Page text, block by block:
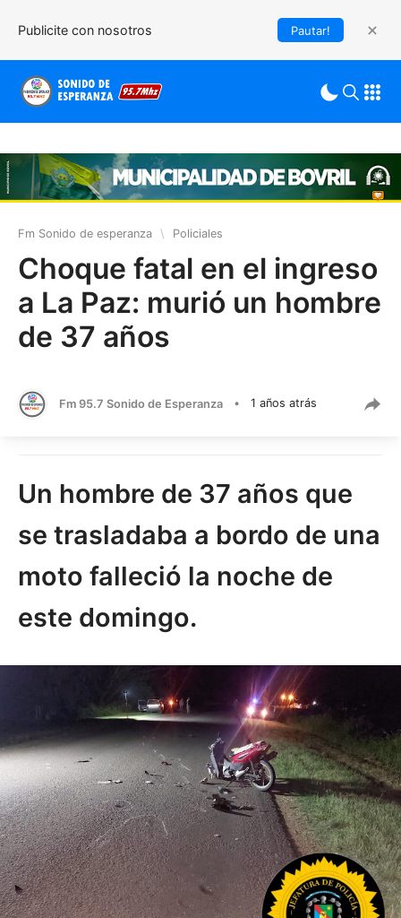
Publicite con nosotros Pautar!
Fm Sonido de esperanza \ Policiales
Choque fatal en el ingreso
a La Paz: murió un hombre
de 37 años
Fm 95.7 Sonido de Esperanza • 1 años atrás
Un hombre de 37 años que
se trasladaba a bordo de una
moto falleció la noche de
este domingo.